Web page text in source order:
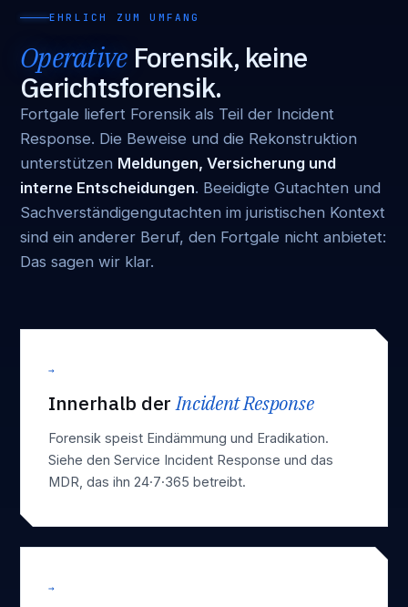
EHRLICH ZUM UMFANG
OperativeForensik, keine
Gerichtsforensik.
Fortgale liefert Forensik als Teil der Incident
Response. Die Beweise und die Rekonstruktion
unterstützen Meldungen, Versicherung und
interne Entscheidungen. Beeidigte Gutachten und
Sachverständigengutachten im juristischen Kontext
sind ein anderer Beruf, den Fortgale nicht anbietet:
Das sagen wir klar.
→
Innerhalb derIncident Response
Forensik speist Eindämmung und Eradikation.
Siehe den Service Incident Response und das
MDR , das ihn 24·7·365 betreibt.
→